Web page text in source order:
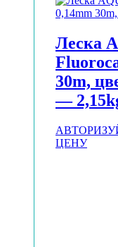
Леска
30m,
—
ЦЕНУ